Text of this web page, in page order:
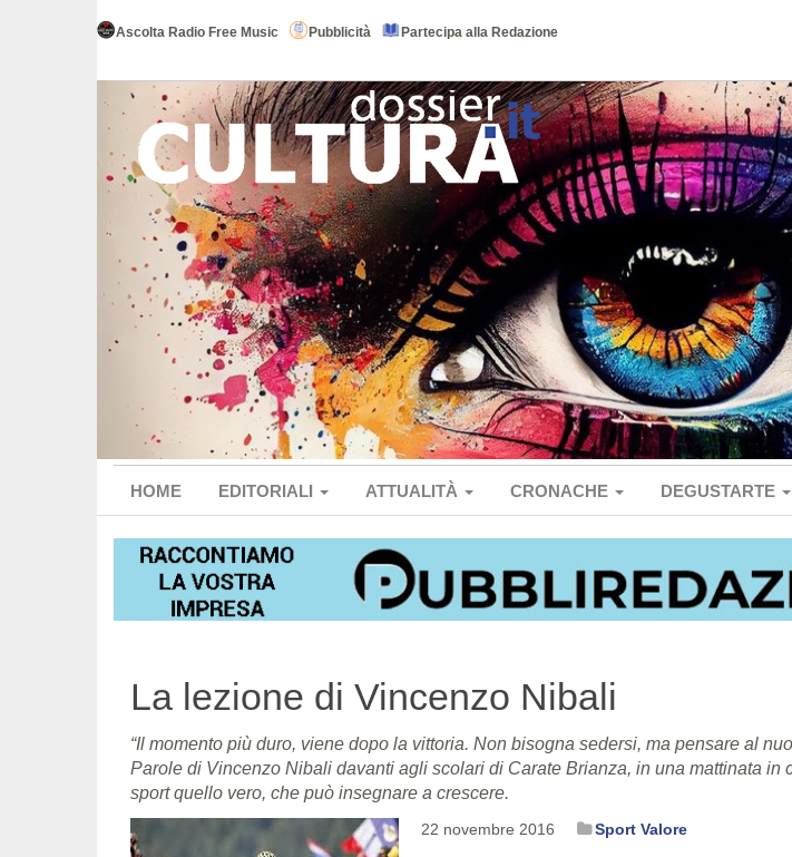
Ascolta Radio Free Music Pubblicità Partecipa alla Redazione
HOME EDITORIALI ATTUALITÀ CRONACHE DEGUSTARTE
La lezione di Vincenzo Nibali
“Il momento più duro, viene dopo la vittoria. Non bisogna sedersi, ma pensare al
Parole di Vincenzo Nibali davanti agli scolari di Carate Brianza, in una mattinata in
sport quello vero, che può insegnare a crescere.
22 novembre 2016 Sport Valore